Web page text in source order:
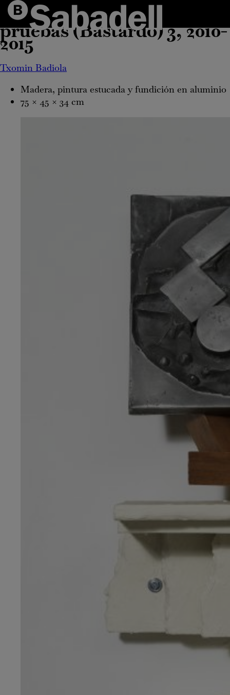
Dada la acumulación de
pruebas (Bastardo) 3,2010-
2015
Txomin Badiola
Madera, pintura estucada y fundición en aluminio
75 × 45 × 34 cm